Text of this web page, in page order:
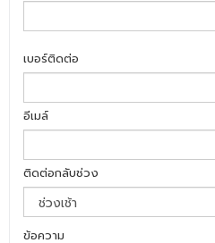
เบอร์ติดต่อ
อีเมล์
ติดต่อกลับช่วง
ข้อความ